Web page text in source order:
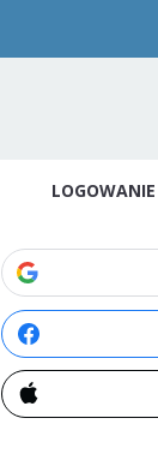
LOGOWANIE